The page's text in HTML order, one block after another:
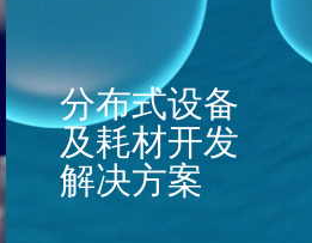
分布式设备
及耗材开发
解决方案